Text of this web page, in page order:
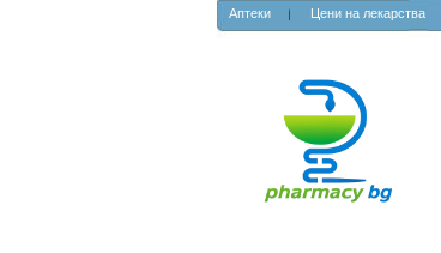
Аптеки Цени на лекарства